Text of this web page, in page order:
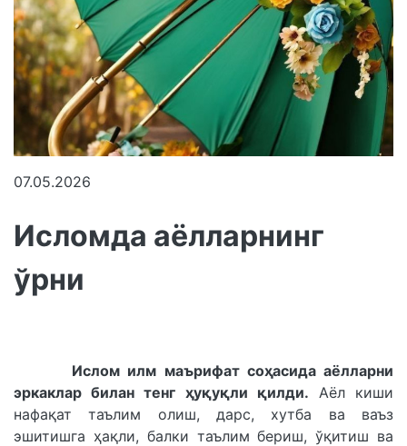
07.05.2026
Исломда аёлларнинг
ўрни
Ислом илм маърифат соҳасида аёлларни
эркаклар билан тенг ҳуқуқли қилди. Аёл киши
нафақат таълим олиш, дарс, хутба ва ваъз
эшитишга ҳақли, балки таълим бериш, ўқитиш ва